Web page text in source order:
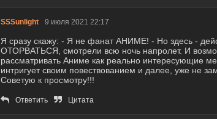
SSSunlight 9 июля 2021 22:17
Я сразу скажу: - Я не фанат АНИМЕ! - Но здесь -
ОТОРВАТЬСЯ, смотрели всю ночь напролет. И
рассматривать Аниме как реально интересующие
интригует своим повествованием и далее, уже не
Советую к просмотру!!!
Ответить Цитата